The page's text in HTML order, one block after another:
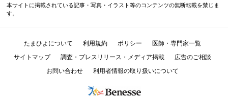
本サイトに掲載されている記事・写真・イラスト等のコンテンツの無断転載を禁じま
す。
たまひよについて 利用規約 ポリシー
医師・専門家一覧
サイトマップ
調査・プレスリリース・メディア掲載
広告のご相談
お問い合わせ
利用者情報の取り扱いについて